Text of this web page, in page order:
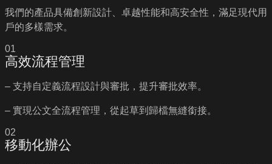
我們的產品具備創新設計、卓越性能和高安全性，滿足現代用
戶的多樣需求。
01
高效流程管理
– 支持自定義流程設計與審批，提升審批效率。
– 實現公文全流程管理，從起草到歸檔無縫銜接。
02
移動化辦公